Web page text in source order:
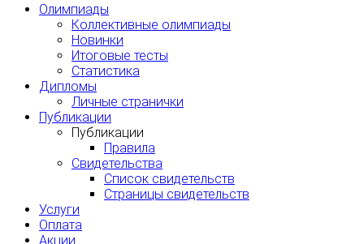
Олимпиады
Коллективные олимпиады
Новинки
Итоговые тесты
Статистика
Дипломы
Личные странички
Публикации
Публикации
Правила
Свидетельства
Список свидетельств
Страницы свидетельств
Услуги
Оплата
Акции